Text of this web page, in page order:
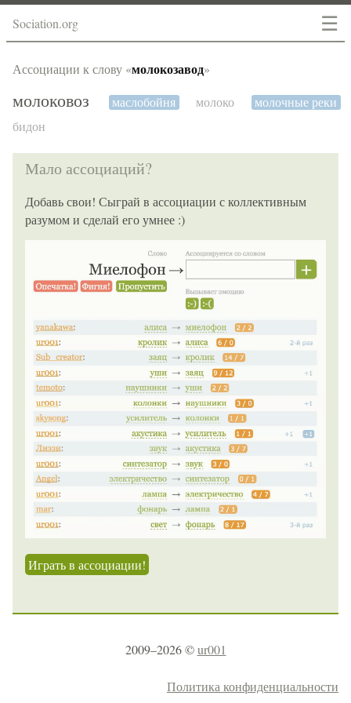
☰
Sociation.org
Ассоциации к слову «молокозавод»
молоковоз маслобойня молоко
молочные реки
бидон
Мало ассоциаций?
Добавь свои! Сыграй в ассоциации с коллективным
разумом и сделай его умнее :)
Играть в ассоциации!
2009–2026 ©ur001
Политика конфиденциальности